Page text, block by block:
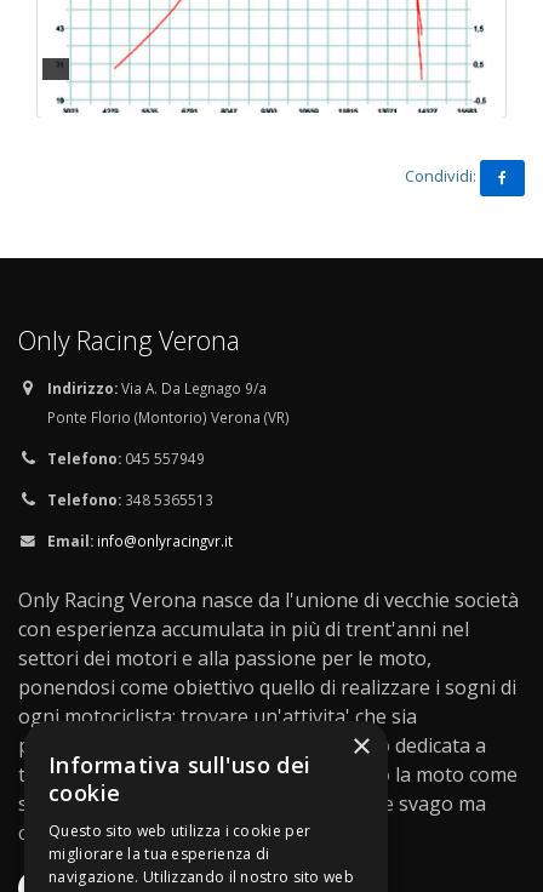
Condividi:
Only Racing Verona
Indirizzo:Via A. Da Legnago 9/a
Ponte Florio (Montorio) Verona (VR)
Telefono: 045 557949
Telefono: 348 5365513
Email: info@onlyracingvr.it
Only Racing Verona nasce da l'unione di vecchie società
con esperienza accumulata in più di trent'anni nel
settori dei motori e alla passione per le moto,
ponendosi come obiettivo quello di realizzare i sogni di
ogni motociclista: trovare un'attivita' che sia
professionale, competente e soprattutto dedicata a
tutti quegli appassionati che non vedono la moto come
solo un mezzo di trasporto o un semplice svago ma
come una passione...
×
Informativa sull'uso dei
cookie
Questo sito web utilizza i cookie per
migliorare la tua esperienza di
navigazione. Utilizzando il nostro sito web